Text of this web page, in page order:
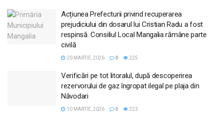
Acțiunea Prefecturii privind recuperarea
prejudiciului din dosarul lui Cristian Radu a fost
respinsă. Consiliul Local Mangalia rămâne parte
civilă
20 MARTIE, 2026 0 225
Verificări pe tot litoralul, după descoperirea
rezervorului de gaz îngropat ilegal pe plaja din
Năvodari
10 MARTIE, 2026 0 223